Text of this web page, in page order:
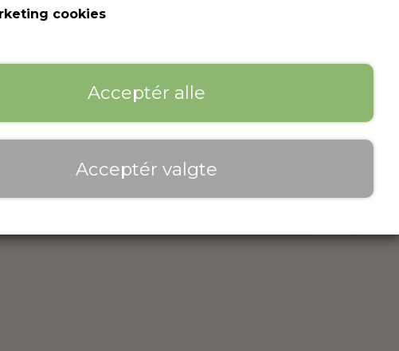
Links
Salgs- og leveringsbetingelser
Kunde login
Sociale medier
cookies
Acceptér alle
Acceptér valgte